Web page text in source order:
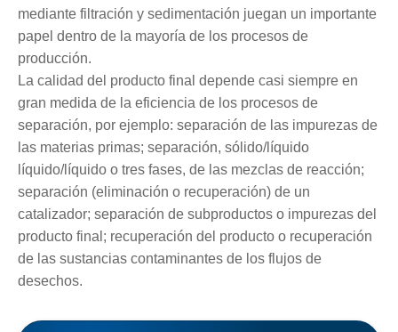
mediante filtración y sedimentación juegan un importante
papel dentro de la mayoría de los procesos de
producción.
La calidad del producto final depende casi siempre en
gran medida de la eficiencia de los procesos de
separación, por ejemplo: separación de las impurezas de
las materias primas; separación, sólido/líquido
líquido/líquido o tres fases, de las mezclas de reacción;
separación (eliminación o recuperación) de un
catalizador; separación de subproductos o impurezas del
producto final; recuperación del producto o recuperación
de las sustancias contaminantes de los flujos de
desechos.